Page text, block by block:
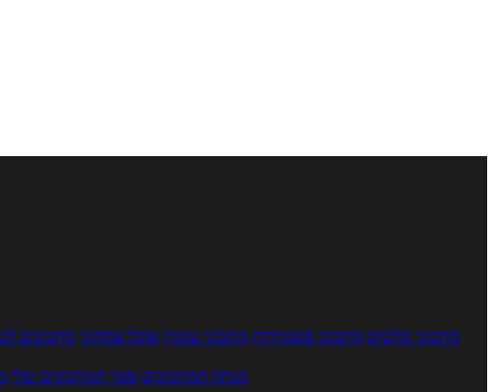
מתכוני סלטים מתכוני פשטידות מתכוני עוגות אוכל צמחוני מתכונים
מנתח המתכונים ספר המתכונים שלי